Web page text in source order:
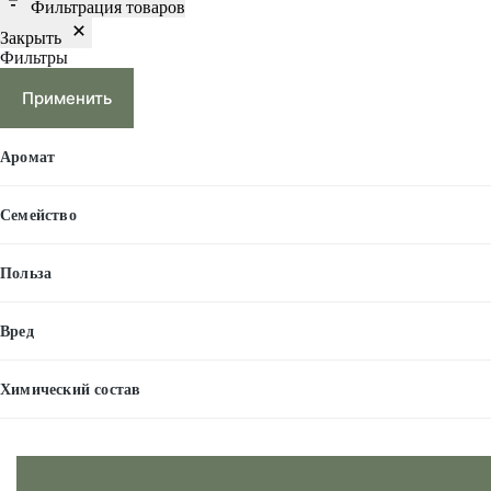
Фильтрация товаров
Закрыть
Фильтры
Применить
Аромат
Семейство
Польза
Вред
Химический состав